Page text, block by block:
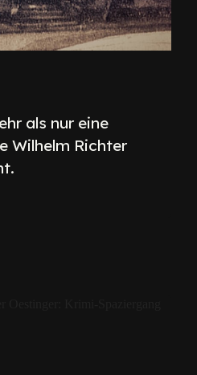
als nur eine
Wilhelm Richter